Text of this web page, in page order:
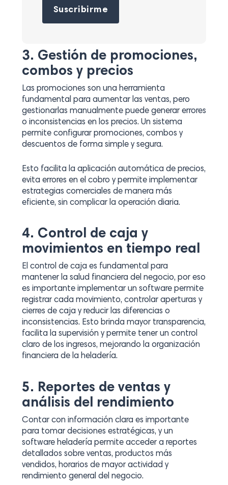
3. Gestión de promociones,
combos y precios
Las promociones son una herramienta
fundamental para aumentar las ventas, pero
gestionarlas manualmente puede generar errores
o inconsistencias en los precios. Un sistema
permite configurar promociones, combos y
descuentos de forma simple y segura.
Esto facilita la aplicación automática de precios,
evita errores en el cobro y permite implementar
estrategias comerciales de manera más
eficiente, sin complicar la operación diaria.
4. Control de caja y
movimientos en tiempo real
El control de caja es fundamental para
mantener la salud financiera del negocio, por eso
es importante implementar un software permite
registrar cada movimiento, controlar aperturas y
cierres de caja y reducir las diferencias o
inconsistencias. Esto brinda mayor transparencia,
facilita la supervisión y permite tener un control
claro de los ingresos, mejorando la organización
financiera de la heladería.
5. Reportes de ventas y
análisis del rendimiento
Contar con información clara es importante
para tomar decisiones estratégicas, y un
software heladería permite acceder a reportes
detallados sobre ventas, productos más
vendidos, horarios de mayor actividad y
rendimiento general del negocio.